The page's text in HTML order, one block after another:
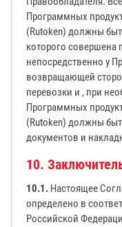
Программных
(Rutoken) должны
которого совершена
непосредственно у
возвращающей
перевозки и , при
Программных
(Rutoken) должны
документов и
10.
10.1. Настоящее
определено в
Российской